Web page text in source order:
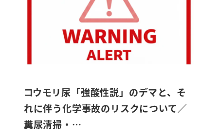
​コウモリ尿「強酸性説」のデマと、そ
れに伴う化学事故のリスクについて／
糞尿清掃・…